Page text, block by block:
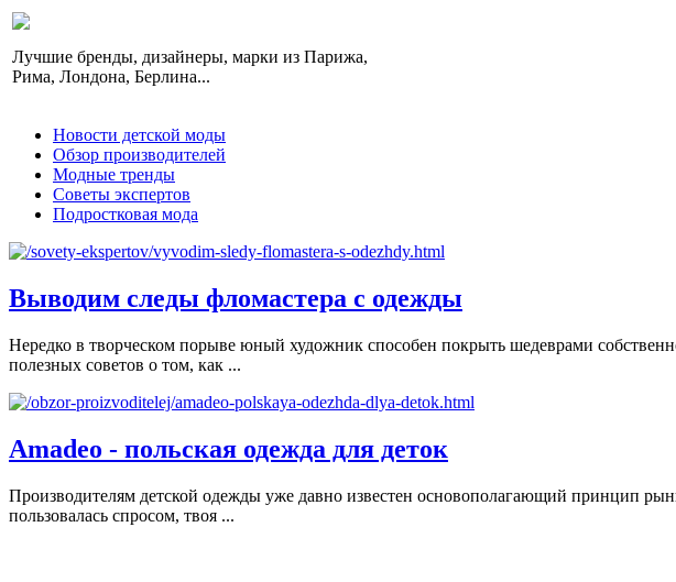
Лучшие бренды, дизайнеры, марки из Парижа,
Рима, Лондона, Берлина...
Новости детской моды
Обзор производителей
Модные тренды
Советы экспертов
Подростковая мода
Выводим следы фломастера с одежды
Нередко в творческом порыве юный художник способен покрыть шедеврами
полезных советов о том, как ...
Amadeo - польская одежда для деток
Производителям детской одежды уже давно известен основополагающий принцип
пользовалась спросом, твоя ...